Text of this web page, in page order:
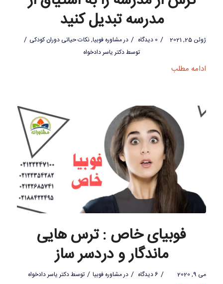
مدرسه تبدیل کنید
ژوئن 25, 2021 / 0 دیدگاه / درمشاوره فوبیا,نکات حیاتی دوران کودکی /
توسطدکتر یاسر دادخواه
ادامه مطلب
فوبیای خاص : ترس هایی
ماندگار و دردسر ساز
می 9, 2020 / 6 دیدگاه / درمشاوره فوبیا / توسطدکتر یاسر دادخواه